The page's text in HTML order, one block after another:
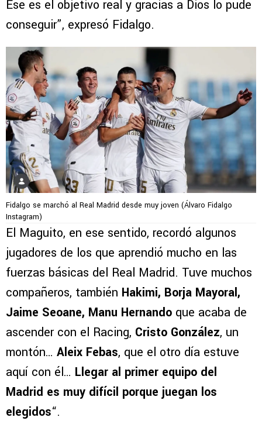
Ese es el objetivo real y gracias a Dios lo pude
conseguir”, expresó Fidalgo.
Fidalgo se marchó al Real Madrid desde muy joven (Álvaro Fidalgo
Instagram)
El Maguito, en ese sentido, recordó algunos
jugadores de los que aprendió mucho en las
fuerzas básicas del Real Madrid. Tuve muchos
compañeros, también Hakimi, Borja Mayoral,
Jaime Seoane, Manu Hernando que acaba de
ascender con el Racing, Cristo González, un
montón… Aleix Febas, que el otro día estuve
aquí con él… Llegar al primer equipo del
Madrid es muy difícil porque juegan los
elegidos“.